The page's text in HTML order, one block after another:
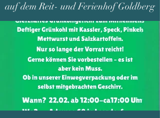
auf dem Reit- und Ferienhof Goldberg